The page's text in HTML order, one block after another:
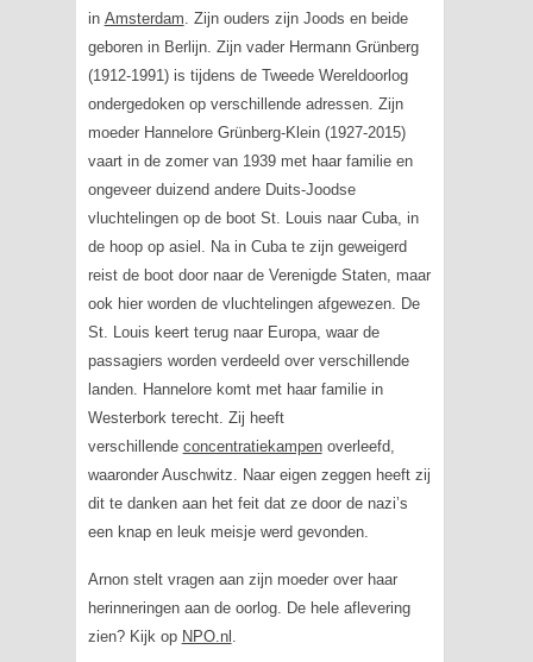
in Amsterdam. Zijn ouders zijn Joods en beide
geboren in Berlijn. Zijn vader Hermann Grünberg
(1912-1991) is tijdens de Tweede Wereldoorlog
ondergedoken op verschillende adressen. Zijn
moeder Hannelore Grünberg-Klein (1927-2015)
vaart in de zomer van 1939 met haar familie en
ongeveer duizend andere Duits-Joodse
vluchtelingen op de boot St. Louis naar Cuba, in
de hoop op asiel. Na in Cuba te zijn geweigerd
reist de boot door naar de Verenigde Staten, maar
ook hier worden de vluchtelingen afgewezen. De
St. Louis keert terug naar Europa, waar de
passagiers worden verdeeld over verschillende
landen. Hannelore komt met haar familie in
Westerbork terecht. Zij heeft
verschillende concentratiekampenoverleefd,
waaronder Auschwitz. Naar eigen zeggen heeft zij
dit te danken aan het feit dat ze door de nazi’s
een knap en leuk meisje werd gevonden.
Arnon stelt vragen aan zijn moeder over haar
herinneringen aan de oorlog. De hele aflevering
zien? Kijk op NPO.nl .